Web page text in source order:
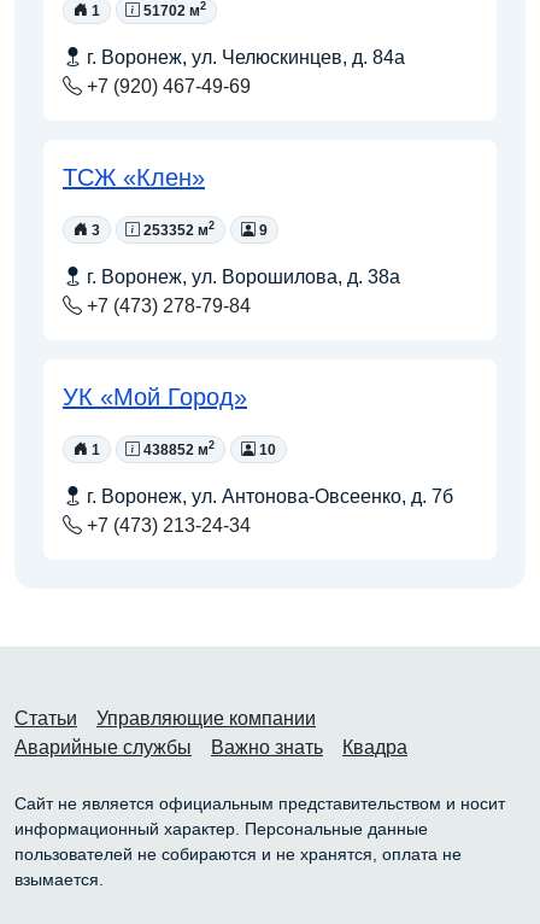
1 51702 м2
г. Воронеж, ул. Челюскинцев, д. 84а
+7 (920) 467-49-69
ТСЖ «Клен»
3 253352 м2 9
г. Воронеж, ул. Ворошилова, д. 38а
+7 (473) 278-79-84
УК «Мой Город»
1 438852 м2 10
г. Воронеж, ул. Антонова-Овсеенко, д. 7б
+7 (473) 213-24-34
Статьи
Управляющие компании
Аварийные службы
Важно знать Квадра
Сайт не является официальным представительством и носит
информационный характер. Персональные данные
пользователей не собираются и не хранятся, оплата не
взымается.